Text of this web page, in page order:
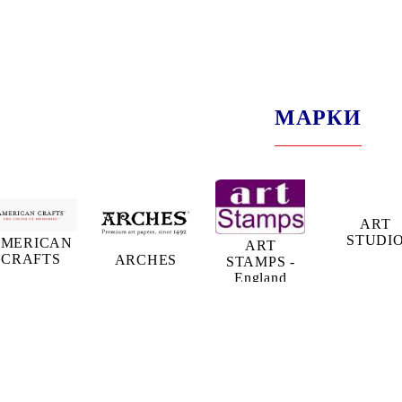
ПЕЧАТИ И
Пликове и комплекти
картички
Перлени , Металик , Брокат
хартии
МАРКИ
CRAFTS
ARCHES
ART
STAMPS -
England
ART
STUDIO